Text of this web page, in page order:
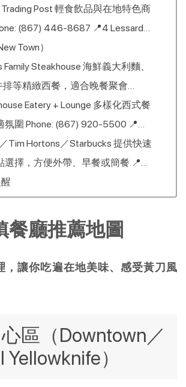
2337 📍3905 Franklin Ave
Post 輕食飲品與在地特色商
(867) 446-8687 📍4 Lessard
Town）
Steakhouse 海鮮義大利麵、
排等精緻西餐，適合晚餐聚會
873-8880 📍484 Range Lake
Eatery + Lounge 多樣化西式餐
氛圍 Phone: (867) 920-5500 📍
Lake Rd
Tim Hortons／Starbucks 提供快速
選擇，方便外帶、早餐或簡餐 📍
100 Borden Dr Unit #21, 📍Tim
309 Old Airport Rd 📍Starbucks: 251
Rd,廳推薦地圖
，讓你吃遍在地美味、感受黃刀風
心區（Downtown／
Yellowknife）